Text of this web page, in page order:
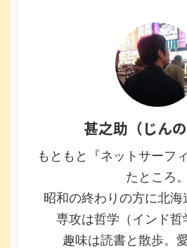
甚之助（じんの
もともと『ネットサーフ
たところ。
昭和の終わりの方に北海
専攻は哲学（インド哲
趣味は読書と散歩。愛